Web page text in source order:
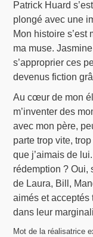
Patrick Huard
plongé avec une
Mon histoire
ma muse.
s’approprier ces
devenus fiction
Au cœur de mon
m’inventer des
avec mon père,
parte trop vite,
que j’aimais de
rédemption ? Oui,
de Laura, Bill,
aimés et acceptés
dans leur
Mot de la réalisatrice